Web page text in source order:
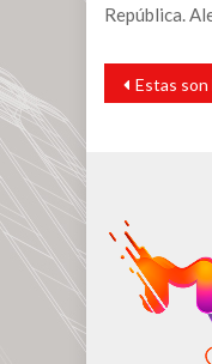
República.
Navegación
entradas
Estas son las